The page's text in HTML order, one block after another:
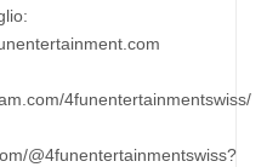
4funentertainmentswiss/
@4funentertainmentswiss?